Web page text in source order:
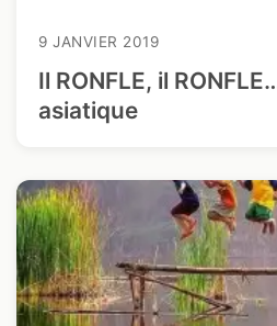
9 JANVIER 2019
Il RONFLE, il
asiatique